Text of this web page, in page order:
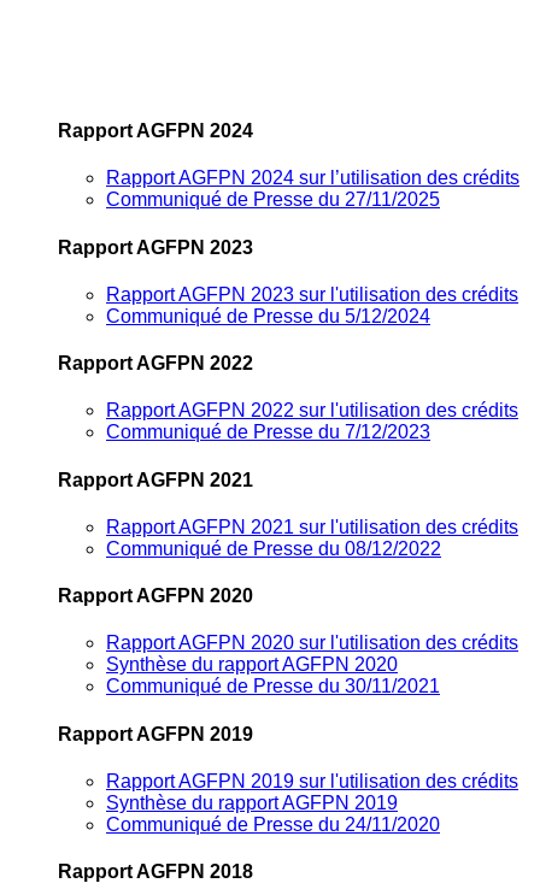
Rapport AGFPN 2024
Rapport AGFPN 2024 sur l’utilisation des crédits
Communiqué de Presse du 27/11/2025
Rapport AGFPN 2023
Rapport AGFPN 2023 sur l'utilisation des crédits
Communiqué de Presse du 5/12/2024
Rapport AGFPN 2022
Rapport AGFPN 2022 sur l'utilisation des crédits
Communiqué de Presse du 7/12/2023
Rapport AGFPN 2021
Rapport AGFPN 2021 sur l'utilisation des crédits
Communiqué de Presse du 08/12/2022
Rapport AGFPN 2020
Rapport AGFPN 2020 sur l'utilisation des crédits
Synthèse du rapport AGFPN 2020
Communiqué de Presse du 30/11/2021
Rapport AGFPN 2019
Rapport AGFPN 2019 sur l'utilisation des crédits
Synthèse du rapport AGFPN 2019
Communiqué de Presse du 24/11/2020
Rapport AGFPN 2018